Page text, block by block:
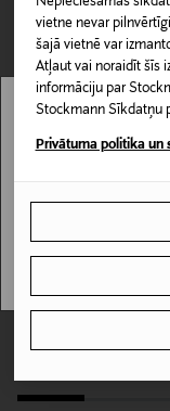
vietne nevar
šajā vietnē var
Atļaut vai noraidīt šīs
informāciju par
Stockmann Sīkdatņu
Privātuma politika un
Iepakojuma izmērs
200 ml
Ādas tips
Visiem ādas tipiem
Produkta tips
apgalvojums
kas tiek atdoti
iepakojumā.
PREČU
MEDIK8
Micellar Mousse
Stockmann